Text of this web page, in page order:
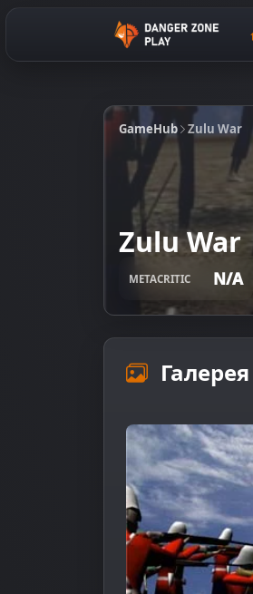
GameHub Zulu War
Zulu War
METACRITIC N/A
Галерея